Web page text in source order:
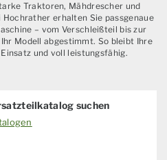
Traktoren, Mähdrescher und
erhalten Sie passgenaue
– vom Verschleißteil bis zur
Modell abgestimmt. So bleibt Ihre
und voll leistungsfähig.
suchen